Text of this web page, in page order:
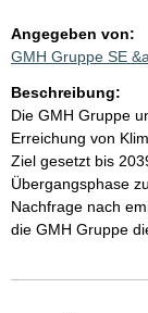
Angegeben von:
GMH Gruppe SE
Beschreibung:
Die GMH Gruppe
Erreichung von
Ziel gesetzt bis
Übergangsphase
Nachfrage nach
die GMH Gruppe